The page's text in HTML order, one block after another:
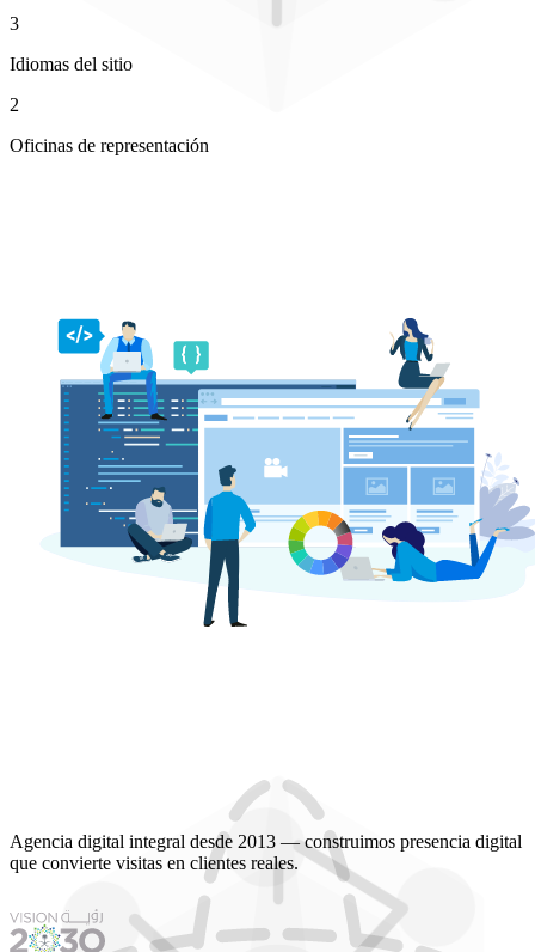
3
Idiomas del sitio
2
Oficinas de representación
Agencia digital integral desde 2013 — construimos presencia digital
que convierte visitas en clientes reales.